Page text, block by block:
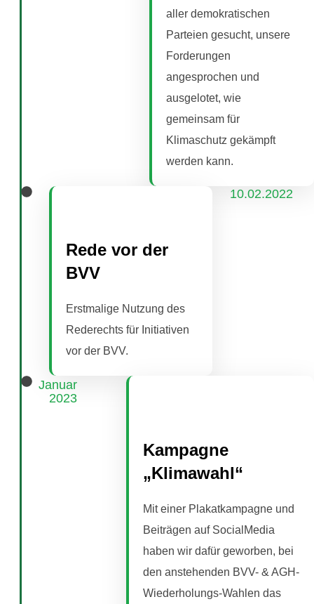
aller demokratischen
Parteien gesucht, unsere
Forderungen
angesprochen und
ausgelotet, wie
gemeinsam für
Klimaschutz gekämpft
werden kann.
10.02.2022
Rede vor der
BVV
Erstmalige Nutzung des
Rederechts für Initiativen
vor der BVV.
Januar
2023
Kampagne
„Klimawahl“
Mit einer Plakatkampagne und
Beiträgen auf SocialMedia
haben wir dafür geworben, bei
den anstehenden BVV- & AGH-
Wiederholungs-Wahlen das